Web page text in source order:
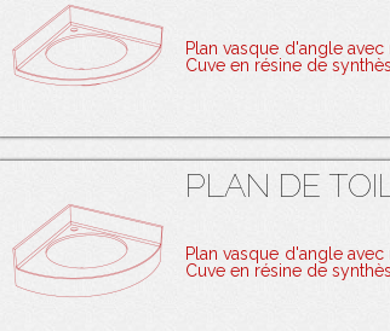
Plan vasque d'angle
Cuve en résine de
PLAN DE
Plan vasque d'angle
Cuve en résine de